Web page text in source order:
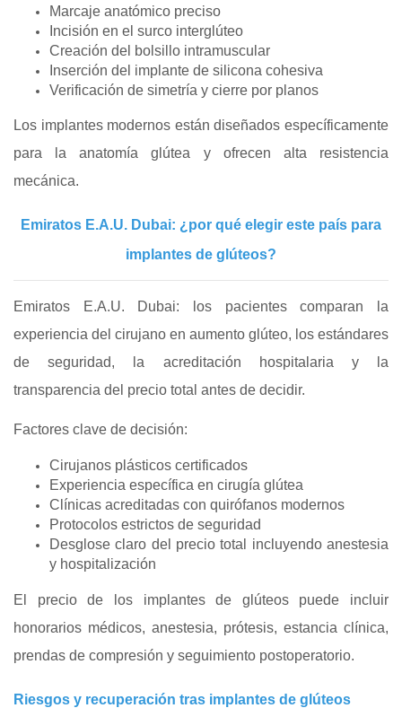
Marcaje anatómico preciso
Incisión en el surco interglúteo
Creación del bolsillo intramuscular
Inserción del implante de silicona cohesiva
Verificación de simetría y cierre por planos
Los implantes modernos están diseñados específicamente
para la anatomía glútea y ofrecen alta resistencia
mecánica.
Emiratos E.A.U. Dubai: ¿por qué elegir este país para
implantes de glúteos?
Emiratos E.A.U. Dubai: los pacientes comparan la
experiencia del cirujano en aumento glúteo, los estándares
de seguridad, la acreditación hospitalaria y la
transparencia del precio total antes de decidir.
Factores clave de decisión:
Cirujanos plásticos certificados
Experiencia específica en cirugía glútea
Clínicas acreditadas con quirófanos modernos
Protocolos estrictos de seguridad
Desglose claro del precio total incluyendo anestesia
y hospitalización
El precio de los implantes de glúteos puede incluir
honorarios médicos, anestesia, prótesis, estancia clínica,
prendas de compresión y seguimiento postoperatorio.
Riesgos y recuperación tras implantes de glúteos